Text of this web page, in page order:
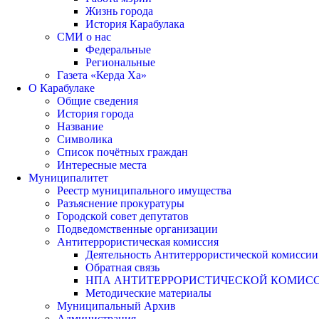
Жизнь города
История Карабулака
СМИ о нас
Федеральные
Региональные
Газета «Керда Ха»
О Карабулаке
Общие сведения
История города
Название
Символика
Список почётных граждан
Интересные места
Муниципалитет
Реестр муниципального имущества
Разъяснение прокуратуры
Городской совет депутатов
Подведомственные организации
Антитеррористическая комиссия
Деятельность Антитеррористической комиссии
Обратная связь
НПА АНТИТЕРРОРИСТИЧЕСКОЙ
Методические материалы
Муниципальный Архив